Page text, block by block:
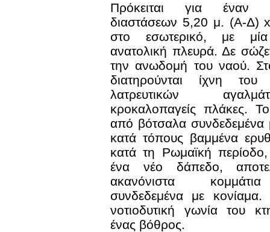
Πρόκειται για
διαστάσεων 5,20 μ. (Α-Δ)
στο εσωτερικό, με
ανατολική πλευρά. Δε
την ανωδομή του ναού.
διατηρούνται ίχνη
λατρευτικών
κροκαλοπαγείς πλάκες.
από βότσαλα συνδεδεμένα
κατά τόπους βαμμένα
κατά τη Ρωμαϊκή περίοδο,
ένα νέο δάπεδο,
ακανόνιστα
συνδεδεμένα με
νοτιοδυτική γωνία του
ένας βόθρος.